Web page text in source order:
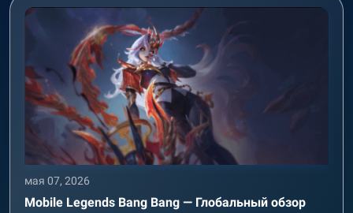
мая 07, 2026
Mobile Legends Bang Bang — Глобальный обзор